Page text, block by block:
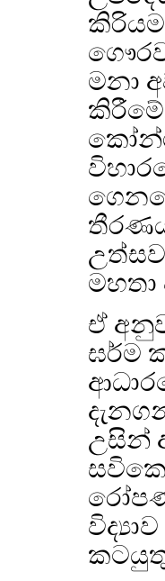
මනා
ඒ
ඝර්ම
උසින්